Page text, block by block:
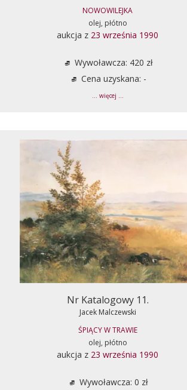
NOWOWILEJKA
olej, płótno
aukcja z 23 września 1990
Wywoławcza: 420 zł
Cena uzyskana: -
... więcej ...
Nr Katalogowy 11.
Jacek Malczewski
ŚPIĄCY W TRAWIE
olej, płótno
aukcja z 23 września 1990
Wywoławcza: 0 zł